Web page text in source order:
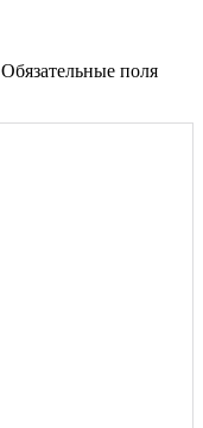
Обязательные поля